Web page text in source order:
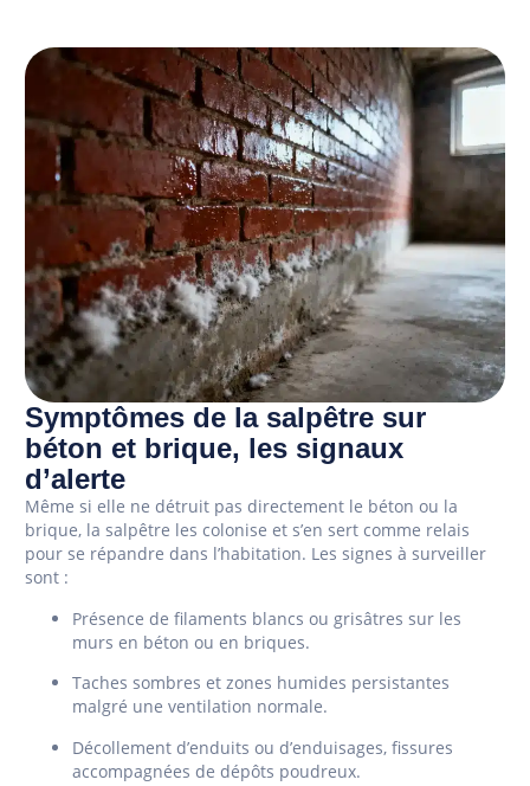
Symptômes de la salpêtre sur
béton et brique, les signaux
d’alerte
Même si elle ne détruit pas directement le béton ou la
brique, la salpêtre les colonise et s’en sert comme relais
pour se répandre dans l’habitation. Les signes à surveiller
sont :
Présence de filaments blancs ou grisâtres sur les
murs en béton ou en briques.
Taches sombres et zones humides persistantes
malgré une ventilation normale.
Décollement d’enduits ou d’enduisages, fissures
accompagnées de dépôts poudreux.